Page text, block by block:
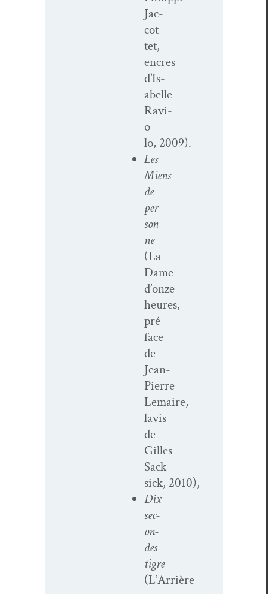
Jac­
cot­
tet,
encres
d’Is­
abelle
Ravi­
o­
lo, 2009).
Les
Miens
de
per­
son­
ne
(La
Dame
d’onze
heures,
pré­
face
de
Jean-
Pierre
Lemaire,
lavis
de
Gilles
Sack­
sick, 2010),
Dix
sec­
on­
des
tigre
(L’Arrière-